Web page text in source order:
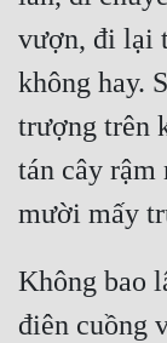
vượn, đi lại
không hay.
trượng trên
tán cây rậm
Không bao
điên cuồng